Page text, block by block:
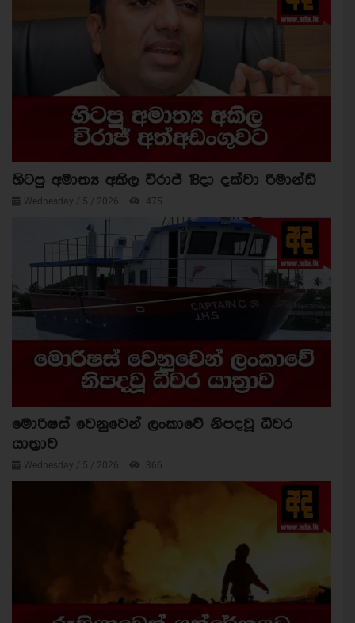
හිටපු අමාත්‍ය අකිල විරාජ් 18දා දක්වා රිමාන්ඩ්
Wednesday / 5 / 2026 475
මොරිෂස් වෙනුවෙන් ලංකාවේ නිපදවූ ධීවර
යාත්‍රාව
Wednesday / 5 / 2026 366